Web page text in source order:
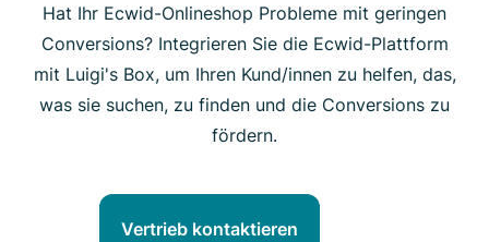
Hat Ihr Ecwid-Onlineshop Probleme mit geringen
Conversions? Integrieren Sie die Ecwid-Plattform
mit Luigi's Box, um Ihren Kund/innen zu helfen, das,
was sie suchen, zu finden und die Conversions zu
fördern.
Vertrieb kontaktieren